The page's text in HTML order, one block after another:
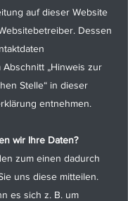
auf dieser Website
Dessen
„Hinweis zur
Stelle“ in dieser
entnehmen.
wir Ihre Daten?
zum einen dadurch
uns diese mitteilen.
es sich z. B. um